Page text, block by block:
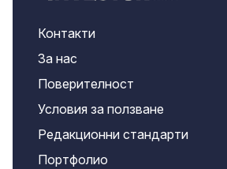
Контакти
За нас
Поверителност
Условия за ползване
Редакционни стандарти
Портфолио